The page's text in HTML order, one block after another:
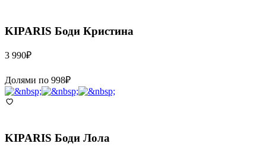
KIPARIS Боди Кристина
3 990₽
Долями по 998₽
KIPARIS Боди Лола